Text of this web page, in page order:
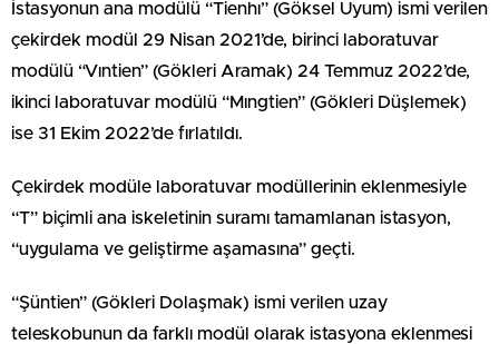
İstasyonun ana modülü “Tienhı” (Göksel Uyum) ismi verilen
çekirdek modül 29 Nisan 2021’de, birinci laboratuvar
modülü “Vıntien” (Gökleri Aramak) 24 Temmuz 2022’de,
ikinci laboratuvar modülü “Mıngtien” (Gökleri Düşlemek)
ise 31 Ekim 2022’de fırlatıldı.
Çekirdek modüle laboratuvar modüllerinin eklenmesiyle
“T” biçimli ana iskeletinin suramı tamamlanan istasyon,
“uygulama ve geliştirme aşamasına” geçti.
“Şüntien” (Gökleri Dolaşmak) ismi verilen uzay
teleskobunun da farklı modül olarak istasyona eklenmesi